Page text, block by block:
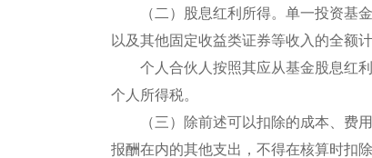
（二）股息红利所得。单一投资基金
以及其他固定收益类证券等收入的全额计
个人合伙人按照其应从基金股息红利
个人所得税。
（三）除前述可以扣除的成本、费用
报酬在内的其他支出，不得在核算时扣除